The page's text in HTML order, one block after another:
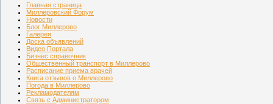
Главная страница
Миллеровский Форум
Новости
Блог Миллерово
Галерея
Доска объявлений
Видео Портала
Бизнес справочник
Общественный транспорт в Миллерово
Расписание приема врачей
Книга отзывов о Миллерово
Погода в Миллерово
Рекламодателям
Связь с Администратором